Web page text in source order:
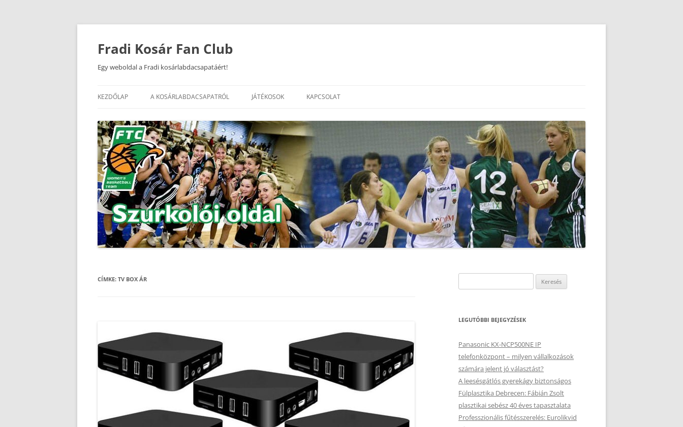
Kilépés
tartalomba
Fradi Kosár Fan Club
Egy weboldal a Fradi kosárlabdacsapatáért!
KEZDŐLAP A KOSÁRLABDACSAPATRÓL JÁTÉKOSOK KAPCSOLAT
CÍMKE: TV BOX ÁR
LEGUTÓBBI BEJEGYZÉSEK
Panasonic KX-NCP500NE IP
telefonközpont – milyen vállalkozások
számára jelent jó választást?
A leesésgátlós gyerekágy biztonságos
Fülplasztika Debrecen: Fábián Zsolt
plasztikai sebész 40 éves tapasztalata
Professzionális fűtésszerelés: Eurolikvid